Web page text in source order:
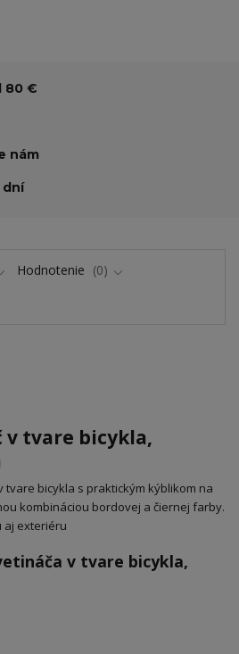
80 €
nám
dní
Hodnotenie
0
v tvare bicykla,
tvare bicykla s praktickým kýblikom na
kombináciou bordovej a čiernej farby.
aj exteriéru
v tvare bicykla,